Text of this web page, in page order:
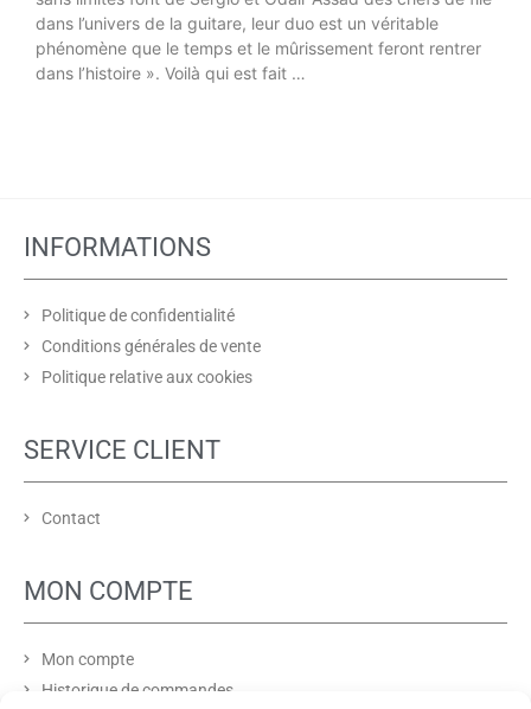
dans l’univers de la guitare, leur duo est un véritable
phénomène que le temps et le mûrissement feront rentrer
dans l’histoire ». Voilà qui est fait …
INFORMATIONS
Politique de confidentialité
Conditions générales de vente
Politique relative aux cookies
SERVICE CLIENT
Contact
MON COMPTE
Mon compte
Historique de commandes